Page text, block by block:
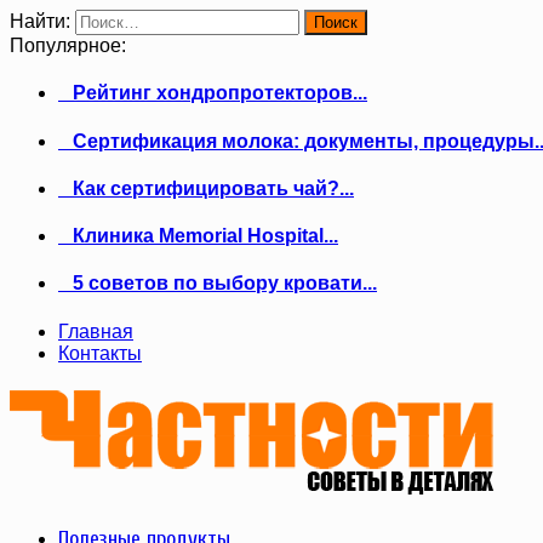
Найти:
Популярное:
Рейтинг хондропротекторов...
Сертификация молока: документы,
Как сертифицировать чай?...
Клиника Memorial Hospital...
5 советов по выбору кровати...
Главная
Контакты